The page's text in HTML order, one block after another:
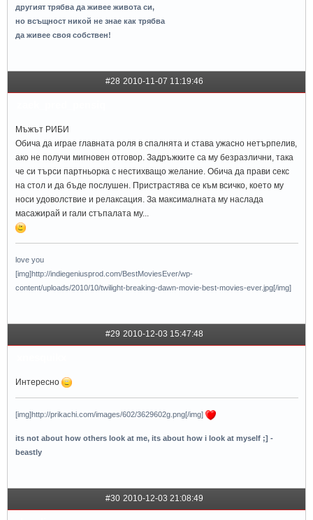
другият трябва да живее живота си,
но всъщност никой не знае как трябва
да живее своя собствен!
#28 2010-11-07 11:19:46
Мъжът РИБИ
Обича да играе главната роля в спалнята и става ужасно нетърпелив,
ако не получи мигновен отговор. Задръжките са му безразлични, така
че си търси партньорка с нестихващо желание. Обича да прави секс
на стол и да бъде послушен. Пристрастява се към всичко, което му
носи удоволствие и релаксация. За максималната му наслада
масажирай и гали стъпалата му...
love you
[img]http://indiegeniusprod.com/BestMoviesEver/wp-
content/uploads/2010/10/twilight-breaking-dawn-movie-best-movies-ever.jpg[/img]
#29 2010-12-03 15:47:48
Интересно
[img]http://prikachi.com/images/602/3629602g.png[/img]
its not about how others look at me, its about how i look at myself ;] -
beastly
#30 2010-12-03 21:08:49